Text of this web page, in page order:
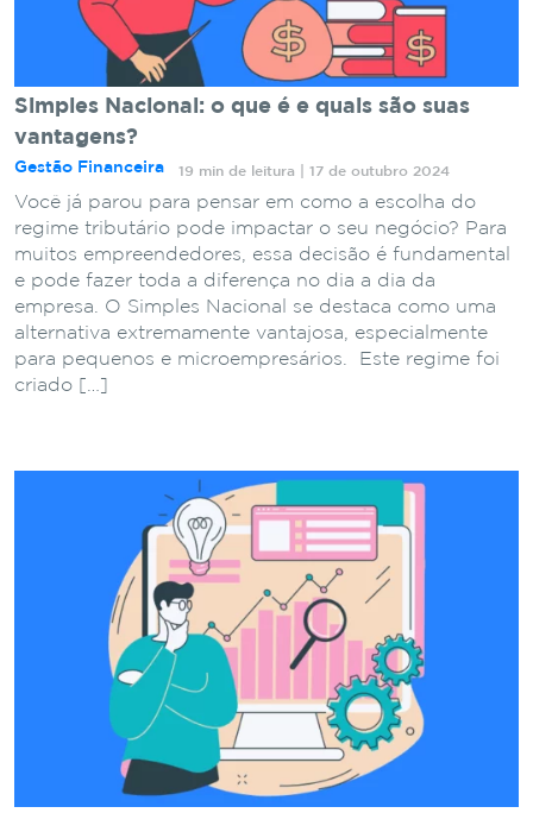
Simples Nacional: o que é e quais são suas
vantagens?
Gestão Financeira 19 min de leitura | 17 de outubro 2024
Você já parou para pensar em como a escolha do
regime tributário pode impactar o seu negócio? Para
muitos empreendedores, essa decisão é fundamental
e pode fazer toda a diferença no dia a dia da
empresa. O Simples Nacional se destaca como uma
alternativa extremamente vantajosa, especialmente
para pequenos e microempresários. Este regime foi
criado […]